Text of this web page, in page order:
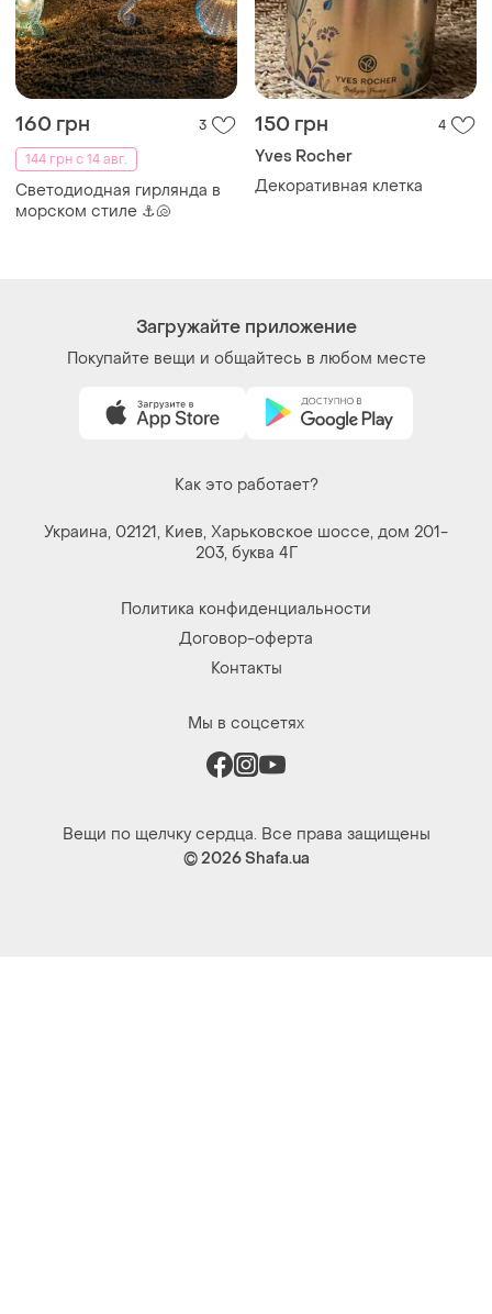
160 грн
3
144 грн с 14 авг.
Светодиодная гирлянда в
морском стиле ⚓🐚
150 грн 4
Yves Rocher
Декоративная клетка
Загружайте приложение
Покупайте вещи и общайтесь в любом месте
Как это работает?
Украина, 02121, Киев, Харьковское шоссе, дом 201-
203, буква 4Г
Политика конфиденциальности
Договор-оферта
Контакты
Мы в соцсетях
Вещи по щелчку сердца. Все права защищены
© 2026Shafa.ua